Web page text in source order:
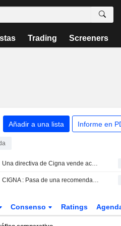
Trading Screeners
Añadir a una lista Informe en
Una directiva de Cigna vende acciones por valor de 5.369.584 USD, según los registros de la SEC
CIGNA : Pasa de una recomendación de Compra a Neutral por Jefferies & Co.
Consenso Ratings